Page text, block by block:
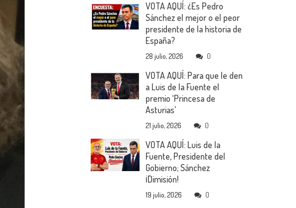
VOTA AQUÍ: ¿Es Pedro
Sánchez el mejor o el peor
presidente de la historia de
España?
28 julio, 2026 0
VOTA AQUÍ: Para que le den
a Luis de la Fuente el
premio ‘Princesa de
Asturias’
21 julio, 2026 0
VOTA AQUÍ: Luis de la
Fuente, Presidente del
Gobierno; Sánchez
¡Dimisión!
19 julio, 2026 0